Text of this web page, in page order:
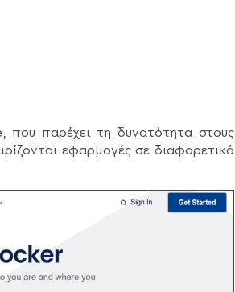
παρέχει τη δυνατότητα στους
εφαρμογές σε διαφορετικά